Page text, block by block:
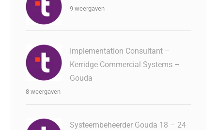
9 weergaven
Implementation Consultant –
Kerridge Commercial Systems –
Gouda
8 weergaven
Systeembeheerder Gouda 18 – 24